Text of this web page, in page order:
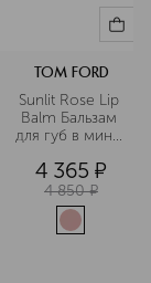
TOM FORD
Sunlit Rose Lip
Balm Бальзам
для губ в мини-
4 365 ¤
4 850 ¤